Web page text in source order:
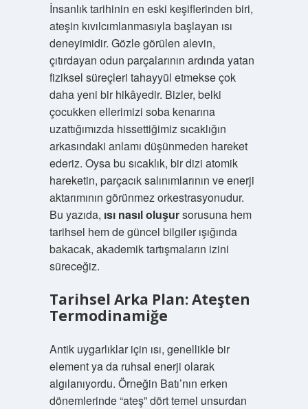
İnsanlık tarihinin en eski keşiflerinden biri,
ateşin kıvılcımlanmasıyla başlayan ısı
deneyimidir. Gözle görülen alevin,
çıtırdayan odun parçalarının ardında yatan
fiziksel süreçleri tahayyül etmekse çok
daha yeni bir hikâyedir. Bizler, belki
çocukken ellerimizi soba kenarına
uzattığımızda hissettiğimiz sıcaklığın
arkasındaki anlamı düşünmeden hareket
ederiz. Oysa bu sıcaklık, bir dizi atomik
hareketin, parçacık salınımlarının ve enerji
aktarımının görünmez orkestrasyonudur.
Bu yazıda, ısı nasıl oluşursorusuna hem
tarihsel hem de güncel bilgiler ışığında
bakacak, akademik tartışmaların izini
süreceğiz.
Tarihsel Arka Plan: Ateşten
Termodinamiğe
Antik uygarlıklar için ısı, genellikle bir
element ya da ruhsal enerji olarak
algılanıyordu. Örneğin Batı’nın erken
dönemlerinde “ateş” dört temel unsurdan